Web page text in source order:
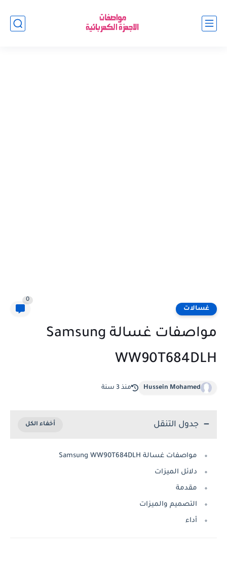
غسالات
0
مواصفات غسالة Samsung
WW90T684DLH
Hussein Mohamed منذ 3 سنة
جدول التنقل
مواصفات غسالة Samsung WW90T684DLH
دلائل الميزات
مقدمة
التصميم والميزات
أداء